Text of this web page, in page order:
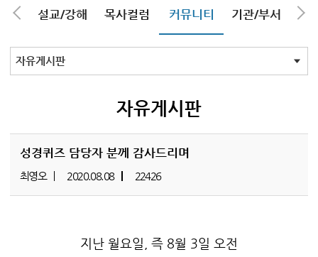
내 설교/강해 목사컬럼 커뮤니티 기관/부서 선
최근등록자료
자유게시판
자유게시판
성경퀴즈 담당자 분께 감사드리며
최영오 2020.08.08 22426
지난 월요일, 즉 8월 3일 오전